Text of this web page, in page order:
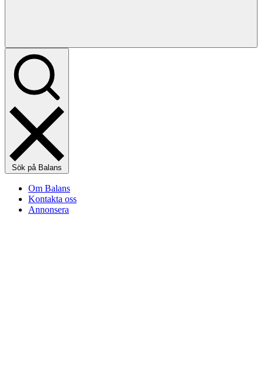
Sök på Balans
Om Balans
Kontakta oss
Annonsera